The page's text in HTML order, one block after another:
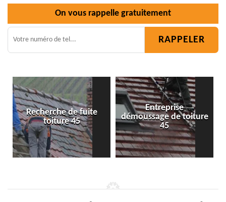
On vous rappelle gratuitement
Entreprise
démoussage de toiture
45
Isolation toiture 45